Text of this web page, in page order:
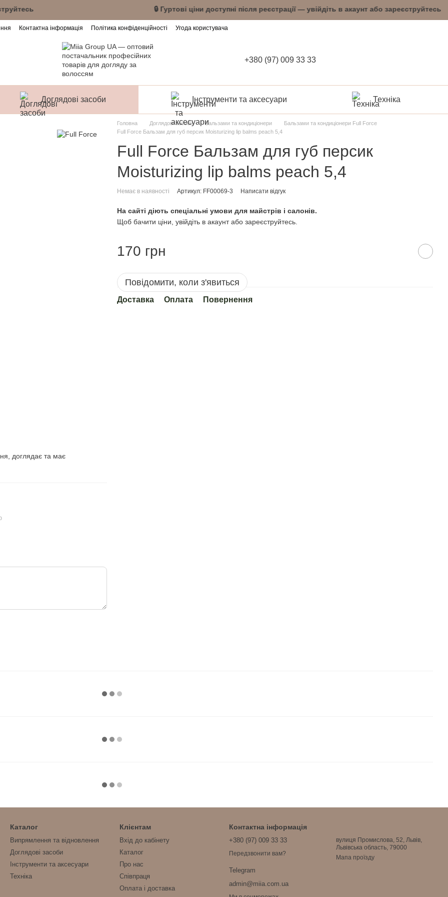
або зареєструйтесь 🔒 Гуртові ціни доступні після реєстрації — увійдіть в акаунт
Контактна інформація Політика конфіденційності Угода користувача
+380 (97) 009 33 33
Доглядові засоби Інструменти та аксесуари Техніка
доглядає та має
Головна Доглядові засоби Бальзами та кондиціонери
Бальзами та кондиціонери Full Force
Full Force Бальзам для губ персик Moisturizing lip balms peach 5,4
Full Force Бальзам для губ персик
Moisturizing lip balms peach 5,4
Немає в наявності Артикул: FF00069-3 Написати відгук
На сайті діють спеціальні умови для майстрів і салонів.
Щоб бачити ціни, увійдіть в акаунт або зареєструйтесь.
170 грн
Повідомити, коли з'явиться
Доставка Оплата Повернення
Каталог
Випрямлення та відновлення
Доглядові засоби
Інструменти та аксесуари
Техніка
Клієнтам
Вхід до кабінету
Каталог
Про нас
Співпраця
Оплата і доставка
Контактна інформація
+380 (97) 009 33 33
Передзвонити вам?
Telegram
admin@miia.com.ua
вулиця Промислова, 52, Львів,
Львівська область, 79000
Мапа проїзду